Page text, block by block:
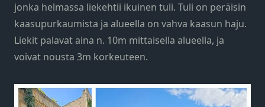
jonka helmassa liekehtii ikuinen tuli. Tuli on peräisin
kaasupurkaumista ja alueella on vahva kaasun haju.
Liekit palavat aina n. 10m mittaisella alueella, ja
voivat nousta 3m korkeuteen.